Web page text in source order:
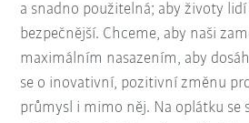
a snadno použitelná; aby životy lidí
bezpečnější. Chceme, aby naši
maximálním nasazením, aby
se o inovativní, pozitivní změnu
průmysl i mimo něj. Na oplátku se